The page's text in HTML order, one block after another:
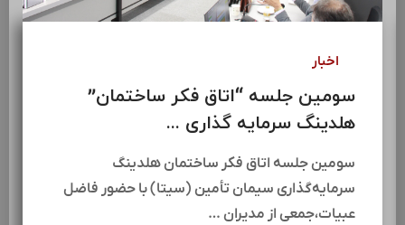
اخبار
سومین جلسه “اتاق فکر ساختمان”
هلدینگ سرمایه گذاری ...
سومین جلسه اتاق فکر ساختمان هلدینگ
سرمایه‌گذاری سیمان تأمین (سیتا) با حضور فاضل
عبیات،جمعی از مدیران …